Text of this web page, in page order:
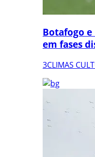
Botafogo
em fases
3CLIMAS